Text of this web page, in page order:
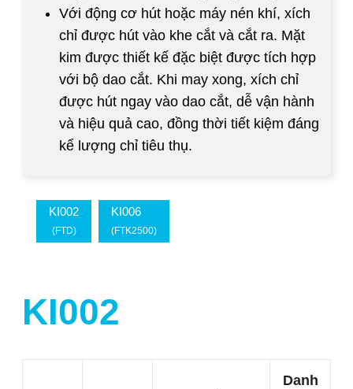
Với động cơ hút hoặc máy nén khí, xích
chỉ được hút vào khe cắt và cắt ra. Mặt
kim được thiết kế đặc biệt được tích hợp
với bộ dao cắt. Khi may xong, xích chỉ
được hút ngay vào dao cắt, dễ vận hành
và hiệu quả cao, đồng thời tiết kiệm đáng
kể lượng chỉ tiêu thụ.
KI002
(FTD)
KI006
(FTK2500)
KI002
Danh